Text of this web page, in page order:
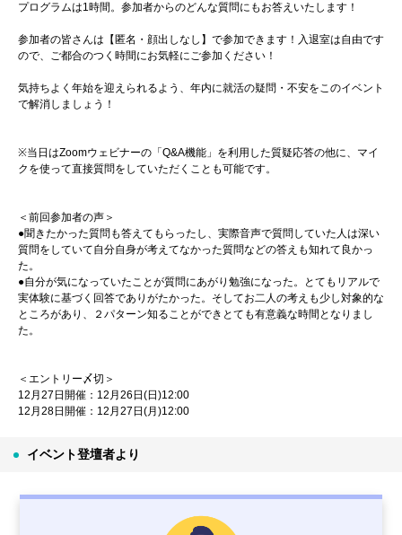
プログラムは1時間。参加者からのどんな質問にもお答えいたします！
参加者の皆さんは【匿名・顔出しなし】で参加できます！入退室は自由です
ので、ご都合のつく時間にお気軽にご参加ください！
気持ちよく年始を迎えられるよう、年内に就活の疑問・不安をこのイベント
で解消しましょう！
※当日はZoomウェビナーの「Q&A機能」を利用した質疑応答の他に、マイ
クを使って直接質問をしていただくことも可能です。
＜前回参加者の声＞
●聞きたかった質問も答えてもらったし、実際音声で質問していた人は深い
質問をしていて自分自身が考えてなかった質問などの答えも知れて良かっ
た。
●自分が気になっていたことが質問にあがり勉強になった。とてもリアルで
実体験に基づく回答でありがたかった。そしてお二人の考えも少し対象的な
ところがあり、２パターン知ることができとても有意義な時間となりまし
た。
＜エントリー〆切＞
12月27日開催：12月26日(日)12:00
12月28日開催：12月27日(月)12:00
イベント登壇者より